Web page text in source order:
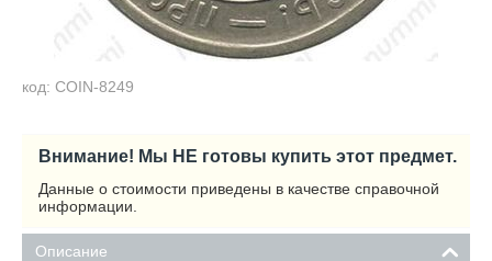
код: COIN-8249
Внимание! Мы НЕ готовы купить этот предмет.
Данные о стоимости приведены в качестве справочной
информации.
Описание